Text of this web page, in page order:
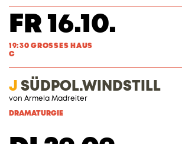
FR 16.10.
19:30 GROSSES HAUS
C
J SÜDPOL.WINDSTILL
von Armela Madreiter
DRAMATURGIE